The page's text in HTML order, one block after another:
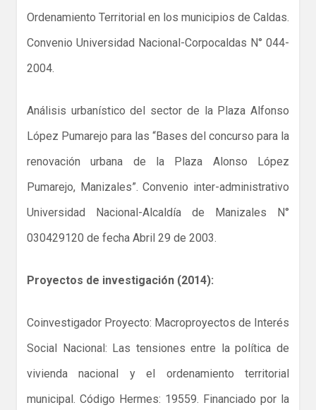
Ordenamiento Territorial en los municipios de Caldas.
Convenio Universidad Nacional-Corpocaldas N° 044-
2004.
Análisis urbanístico del sector de la Plaza Alfonso
López Pumarejo para las “Bases del concurso para la
renovación urbana de la Plaza Alonso López
Pumarejo, Manizales”. Convenio inter-administrativo
Universidad Nacional-Alcaldía de Manizales N°
030429120 de fecha Abril 29 de 2003.
Proyectos de investigación (2014):
Coinvestigador Proyecto: Macroproyectos de Interés
Social Nacional: Las tensiones entre la política de
vivienda nacional y el ordenamiento territorial
municipal. Código Hermes: 19559. Financiado por la